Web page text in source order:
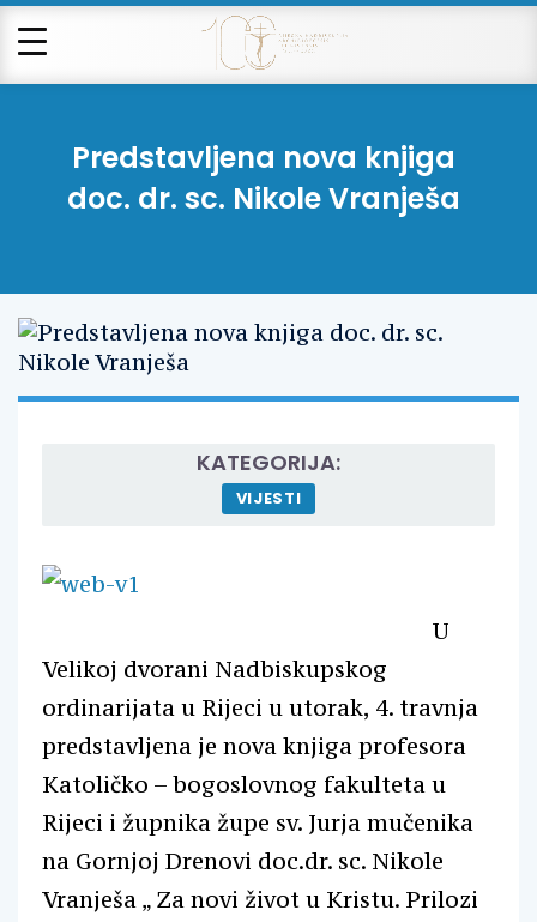
Predstavljena nova knjiga
doc. dr. sc. Nikole Vranješa
KATEGORIJA:
VIJESTI
U
Velikoj dvorani Nadbiskupskog
ordinarijata u Rijeci u utorak, 4. travnja
predstavljena je nova knjiga profesora
Katoličko – bogoslovnog fakulteta u
Rijeci i župnika župe sv. Jurja mučenika
na Gornjoj Drenovi doc.dr. sc. Nikole
Vranješa „ Za novi život u Kristu. Prilozi